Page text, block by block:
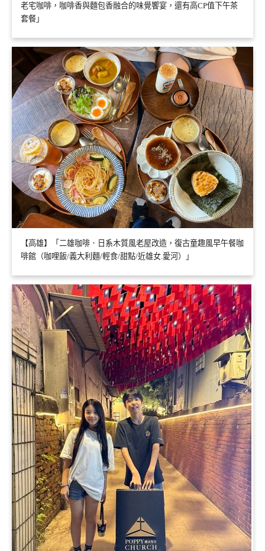
老宅咖啡，咖啡香與麵包香融合的味覺饗宴，還有高CP值下午茶
套餐」
【高雄】「二雄咖啡．日系木質風老屋改造，復古童趣風早午餐咖
啡館（咖哩飯/義大利麵/輕食/甜點/近雄女.愛河）」